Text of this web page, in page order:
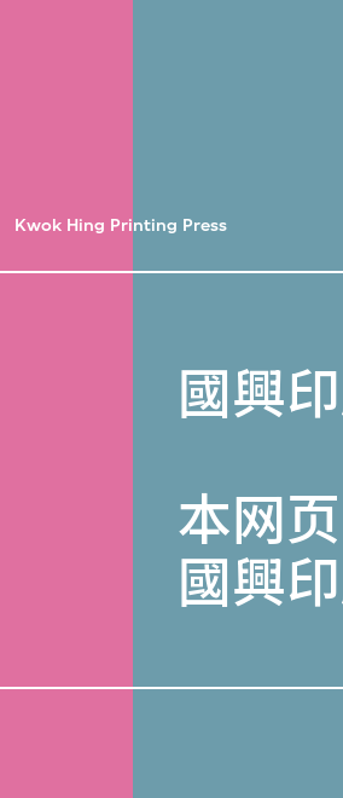
Kwok Hing Printing Press
國興
本网
國興